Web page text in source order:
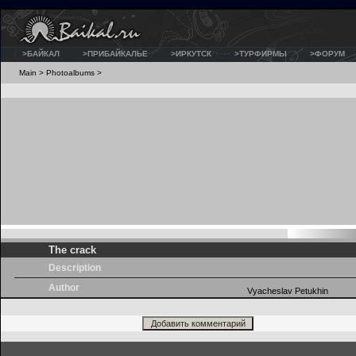
>БАЙКАЛ >ПРИБАЙКАЛЬЕ >ИРКУТСК >ТУРФИРМЫ >ФОРУМ
Main > Photoalbums >
The crack
Description
Author
Vyacheslav Petukhin